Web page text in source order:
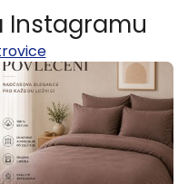
Instagramu